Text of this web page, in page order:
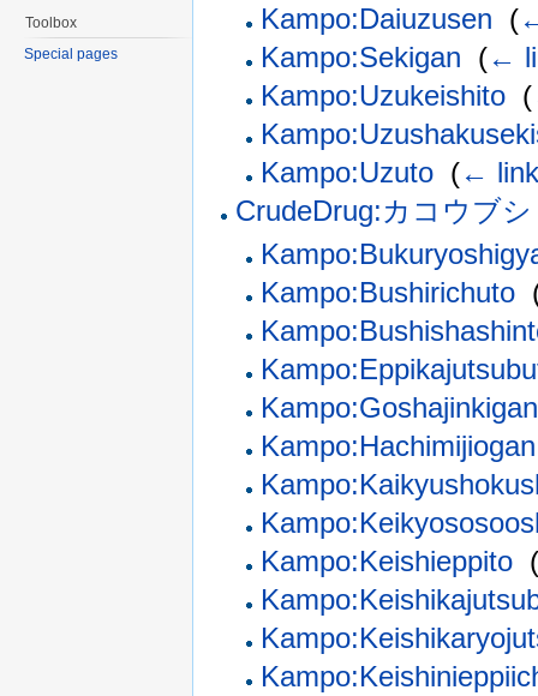
Kampo:Daiuzusen (
Kampo:Sekigan (←
Kampo:Uzukeishito‎ (
Kampo:Uzuto‎ (←
CrudeDrug:カコウブシ
Kampo:Bushirichuto‎
Kampo:Goshajinkigan
Kampo:Hachimijiogan
Kampo:Keishieppito‎ (
Toolbox
Special pages